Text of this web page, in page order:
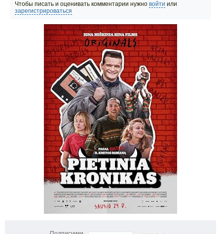
Чтобы писать и оценивать комментарии нужно войти или
зарегистрироваться